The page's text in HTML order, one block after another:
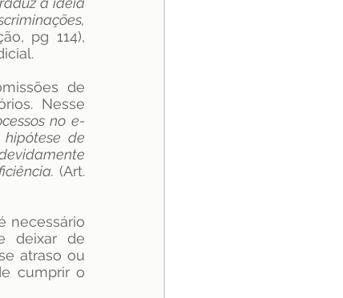
pg 114),
de
Nesse
no e-
de
(Art.
necessário
deixar de
atraso ou
cumprir o